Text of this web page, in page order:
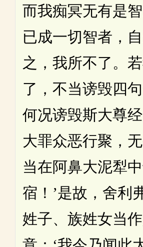
而我痴冥无有是
已成一切智者，
之，我所不了。
了，不当谤毁四句
何况谤毁斯大尊
大罪众恶行聚，
当在阿鼻大泥犁
宿！’是故，舍利
姓子、族姓女当